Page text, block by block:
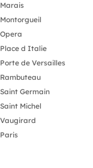
Marais
Montorgueil
Opera
Place d Italie
Porte de Versailles
Rambuteau
Saint Germain
Saint Michel
Vaugirard
Paris